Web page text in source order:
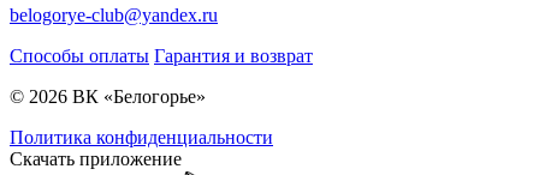
belogorye-club@yandex.ru
Способы оплаты Гарантия и возврат
© 2026 ВК «Белогорье»
Политика конфиденциальности
Скачать приложение